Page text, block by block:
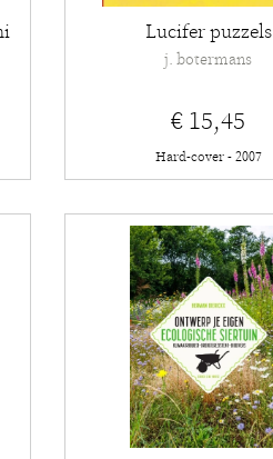
Lucifer puzzels
j. botermans
€ 15,45
Hard-cover - 2007